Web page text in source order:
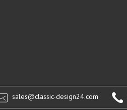
sales@classic-design24.com